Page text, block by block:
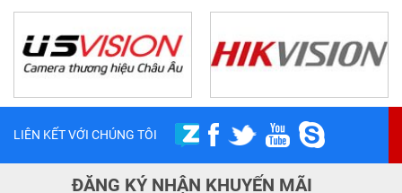
LIÊN KẾT VỚI CHÚNG TÔI
ĐĂNG KÝ NHẬN KHUYẾN MÃI